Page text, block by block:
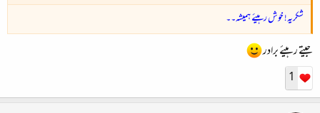
شکریہ! خوش رہیئے ہمیشہ۔۔
جیتے رہیئے برادر
1